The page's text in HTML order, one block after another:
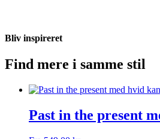
Bliv inspireret
Find mere i samme stil
Past in the present